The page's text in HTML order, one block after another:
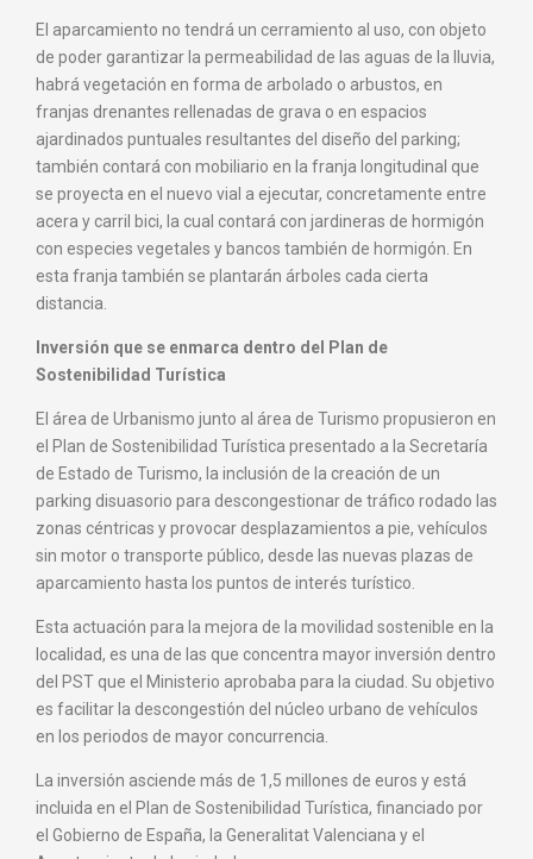
El aparcamiento no tendrá un cerramiento al uso, con objeto
de poder garantizar la permeabilidad de las aguas de la lluvia,
habrá vegetación en forma de arbolado o arbustos, en
franjas drenantes rellenadas de grava o en espacios
ajardinados puntuales resultantes del diseño del parking;
también contará con mobiliario en la franja longitudinal que
se proyecta en el nuevo vial a ejecutar, concretamente entre
acera y carril bici, la cual contará con jardineras de hormigón
con especies vegetales y bancos también de hormigón. En
esta franja también se plantarán árboles cada cierta
distancia.
Inversión que se enmarca dentro del Plan de
Sostenibilidad Turística
El área de Urbanismo junto al área de Turismo propusieron en
el Plan de Sostenibilidad Turística presentado a la Secretaría
de Estado de Turismo, la inclusión de la creación de un
parking disuasorio para descongestionar de tráfico rodado las
zonas céntricas y provocar desplazamientos a pie, vehículos
sin motor o transporte público, desde las nuevas plazas de
aparcamiento hasta los puntos de interés turístico.
Esta actuación para la mejora de la movilidad sostenible en la
localidad, es una de las que concentra mayor inversión dentro
del PST que el Ministerio aprobaba para la ciudad. Su objetivo
es facilitar la descongestión del núcleo urbano de vehículos
en los periodos de mayor concurrencia.
La inversión asciende más de 1,5 millones de euros y está
incluida en el Plan de Sostenibilidad Turística, financiado por
el Gobierno de España, la Generalitat Valenciana y el